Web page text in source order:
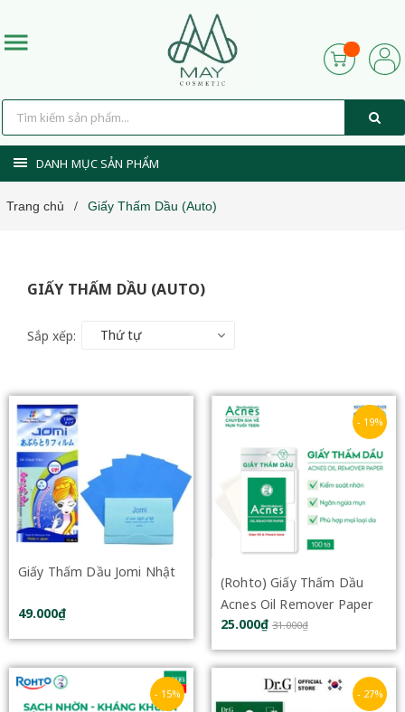
DANH MỤC SẢN PHẨM
Trang chủ / Giấy Thấm Dầu (Auto)
GIẤY THẤM DẦU (AUTO)
Sắp xếp: Thứ tự
Giấy Thấm Dầu Jomi Nhật
49.000₫
- 19%
(Rohto) Giấy Thấm Dầu
Acnes Oil Remover Paper
100 Tờ
25.000₫ 31.000₫
- 15% - 27%